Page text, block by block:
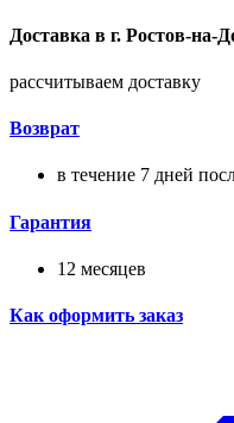
Доставка в г. Ростов-на-
рассчитываем доставку
Возврат
в течение 7 дней
Гарантия
12 месяцев
Как оформить заказ